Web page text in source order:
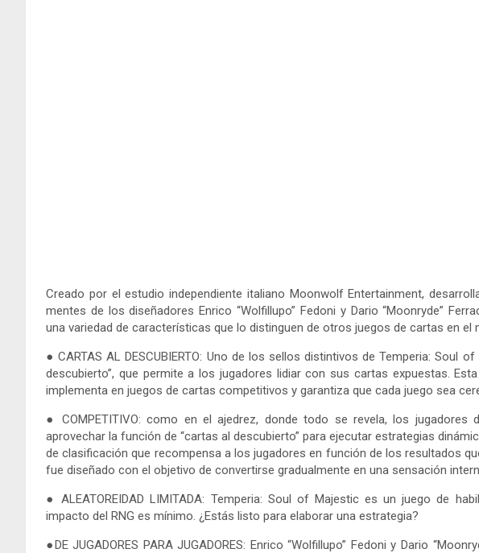
Creado por el estudio independiente italiano Moonwolf Entertainment,
mentes de los diseñadores Enrico “Wolfillupo” Fedoni y Dario “Moonryde”
una variedad de características que lo distinguen de otros juegos de cartas en el
● CARTAS AL DESCUBIERTO: Uno de los sellos distintivos de Temperia: Soul
descubierto”, que permite a los jugadores lidiar con sus cartas expuestas.
implementa en juegos de cartas competitivos y garantiza que cada juego sea
● COMPETITIVO: como en el ajedrez, donde todo se revela, los jugadores
aprovechar la función de “cartas al descubierto” para ejecutar estrategias
de clasificación que recompensa a los jugadores en función de los resultados
fue diseñado con el objetivo de convertirse gradualmente en una sensación
● ALEATOREIDAD LIMITADA: Temperia: Soul of Majestic es un juego de
impacto del RNG es mínimo. ¿Estás listo para elaborar una estrategia?
●DE JUGADORES PARA JUGADORES: Enrico “Wolfillupo” Fedoni y Dario